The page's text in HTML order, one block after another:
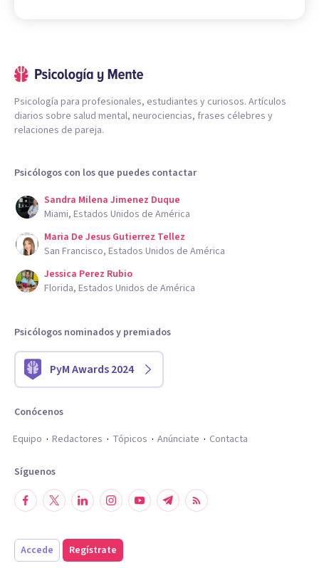
Psicología para profesionales, estudiantes y curiosos. Artículos
diarios sobre salud mental, neurociencias, frases célebres y
relaciones de pareja.
Psicólogos con los que puedes contactar
Sandra Milena Jimenez Duque
Miami, Estados Unidos de América
Maria De Jesus Gutierrez Tellez
San Francisco, Estados Unidos de América
Jessica Perez Rubio
Florida, Estados Unidos de América
Psicólogos nominados y premiados
PyM Awards 2024
Conócenos
Equipo
Redactores Tópicos Anúnciate Contacta
Síguenos
Accede Regístrate